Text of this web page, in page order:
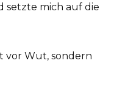
setzte mich auf die
vor Wut, sondern